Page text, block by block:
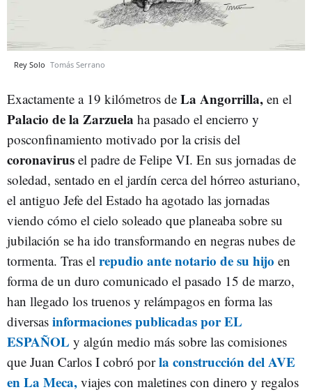
Rey Solo Tomás Serrano
Exactamente a 19 kilómetros de La Angorrilla, en el
Palacio de la Zarzuela ha pasado el encierro y
posconfinamiento motivado por la crisis del
coronavirus el padre de Felipe VI. En sus jornadas de
soledad, sentado en el jardín cerca del hórreo asturiano,
el antiguo Jefe del Estado ha agotado las jornadas
viendo cómo el cielo soleado que planeaba sobre su
jubilación se ha ido transformando en negras nubes de
tormenta. Tras el repudio ante notario de su hijo en
forma de un duro comunicado el pasado 15 de marzo,
han llegado los truenos y relámpagos en forma las
diversas informaciones publicadas por EL
ESPAÑOL y algún medio más sobre las comisiones
que Juan Carlos I cobró porla construcción del AVE
en La Meca, viajes con maletines con dinero y regalos